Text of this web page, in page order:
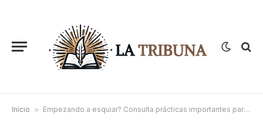
Início » Empezando a esquiar? Consulta prácticas importantes para principiantes en el deporte, con Sidnei Piva de Jesús